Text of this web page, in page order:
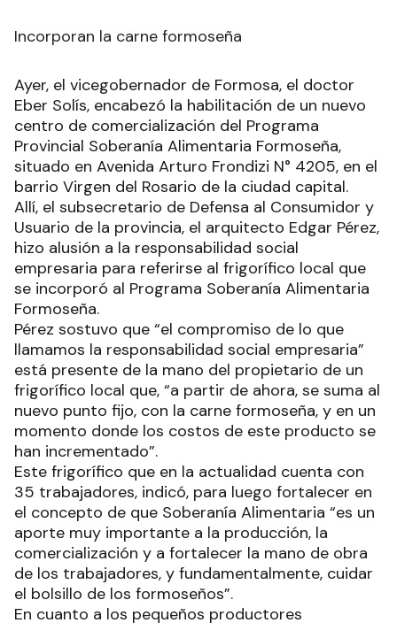
Incorporan la carne formoseña
Ayer, el vicegobernador de Formosa, el doctor
Eber Solís, encabezó la habilitación de un nuevo
centro de comercialización del Programa
Provincial Soberanía Alimentaria Formoseña,
situado en Avenida Arturo Frondizi N° 4205, en el
barrio Virgen del Rosario de la ciudad capital.
Allí, el subsecretario de Defensa al Consumidor y
Usuario de la provincia, el arquitecto Edgar Pérez,
hizo alusión a la responsabilidad social
empresaria para referirse al frigorífico local que
se incorporó al Programa Soberanía Alimentaria
Formoseña.
Pérez sostuvo que “el compromiso de lo que
llamamos la responsabilidad social empresaria”
está presente de la mano del propietario de un
frigorífico local que, “a partir de ahora, se suma al
nuevo punto fijo, con la carne formoseña, y en un
momento donde los costos de este producto se
han incrementado”.
Este frigorífico que en la actualidad cuenta con
35 trabajadores, indicó, para luego fortalecer en
el concepto de que Soberanía Alimentaria “es un
aporte muy importante a la producción, la
comercialización y a fortalecer la mano de obra
de los trabajadores, y fundamentalmente, cuidar
el bolsillo de los formoseños”.
En cuanto a los pequeños productores